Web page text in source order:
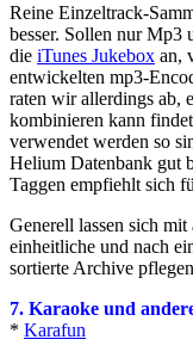
Reine Einzeltrack-
besser. Sollen nur Mp3
die iTunes Jukebox an,
entwickelten mp3-
raten wir allerdings ab,
kombinieren kann
verwendet werden so
Helium Datenbank gut
Taggen empfiehlt sich
Generell lassen sich
einheitliche und nach
sortierte Archive
7. Karaoke und
* Karafun